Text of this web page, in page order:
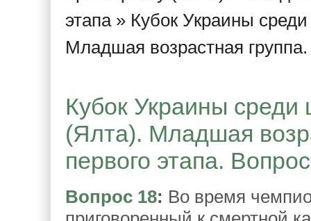
этапа» Кубок Украины
Младшая возрастная
Кубок Украины среди
(Ялта). Младшая
первого этапа.
Вопрос 18: Во время